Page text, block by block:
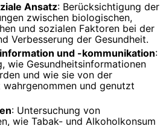
Ansatz: Berücksichtigung der
zwischen biologischen,
und sozialen Faktoren bei der
Verbesserung der Gesundheit.
und -kommunikation:
wie Gesundheitsinformationen
und wie sie von der
und genutzt
: Untersuchung von
wie Tabak- und Alkoholkonsum